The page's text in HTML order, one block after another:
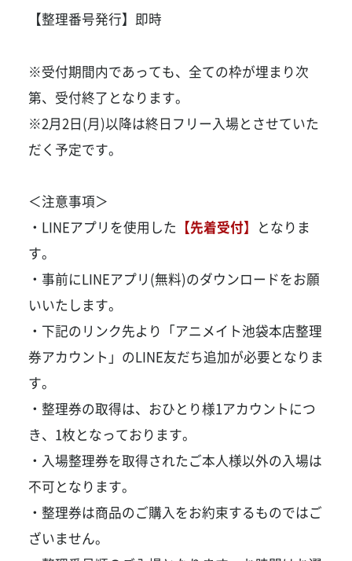
【整理番号発行】即時
※受付期間内であっても、全ての枠が埋まり次
第、受付終了となります。
※2月2日(月)以降は終日フリー入場とさせていた
だく予定です。
＜注意事項＞
・LINEアプリを使用した 【先着受付】 となりま
す。
・事前にLINEアプリ(無料)のダウンロードをお願
いいたします。
・下記のリンク先より「アニメイト池袋本店整理
券アカウント」のLINE友だち追加が必要となりま
す。
・整理券の取得は、おひとり様1アカウントにつ
き、1枚となっております。
・入場整理券を取得されたご本人様以外の入場は
不可となります。
・整理券は商品のご購入をお約束するものではご
ざいません。